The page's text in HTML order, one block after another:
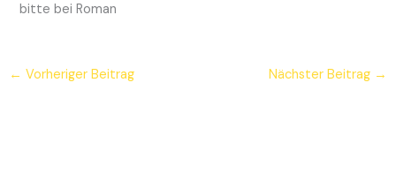
bitte bei Roman
← Vorheriger Beitrag Nächster Beitrag →